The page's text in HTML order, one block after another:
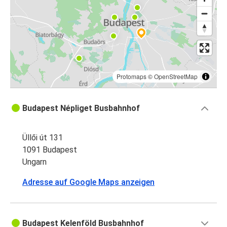
Protomaps©OpenStreetMap
Budapest Népliget Busbahnhof
Üllői út 131
1091 Budapest
Ungarn
Adresse auf Google Maps anzeigen
Budapest Kelenföld Busbahnhof